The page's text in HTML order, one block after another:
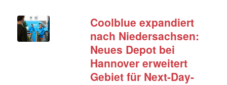
Coolblue expandiert
nach Niedersachsen:
Neues Depot bei
Hannover erweitert
Gebiet für Next-Day-